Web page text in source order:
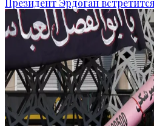
Президент Эрдоган